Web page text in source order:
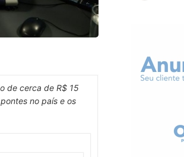
de cerca de R$ 15
no país e os